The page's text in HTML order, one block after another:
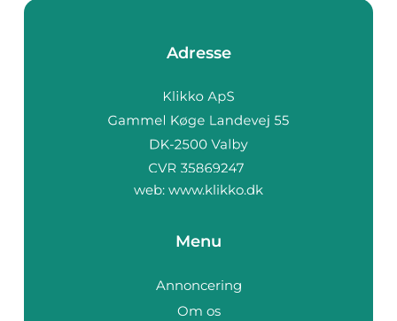
Adresse
web: www.klikko.dk
Menu
Annoncering
Om os